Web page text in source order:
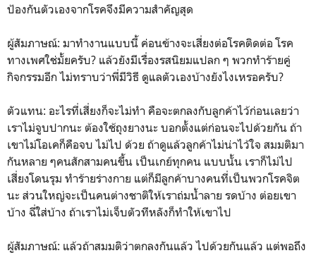
ป้องกันตัวเองจากโรคจึงมีความสำคัญสุด
ผู้สัมภาษณ์: มาทำงานแบบนี้ ค่อนข้างจะเสี่ยงต่อโรคติดต่อ โรค
ทางเพศใช่มั้ยครับ? แล้วยังมีเรื่องรสนิยมแปลก ๆ พวกทำร้ายคู่
กิจกรรมอีก ไม่ทราบว่าพี่มีวิธี ดูแลตัวเองบ้างยังไงเหรอครับ?
ตัวแทน: อะไรที่เสี่ยงก็จะไม่ทำ คือจะตกลงกับลูกค้าไว้ก่อนเลยว่า
เราไม่จูบปากนะ ต้องใช้ถุงยางนะ บอกตั้งแต่ก่อนจะไปด้วยกัน ถ้า
เขาไม่โอเคก็คือจบ ไม่ไป ด้วย ถ้าดูแล้วลูกค้าไม่น่าไว้ใจ สมมติมา
กันหลาย ๆคนสักสามคนขึ้น เป็นเกย์ทุกคน แบบนั้น เราก็ไม่ไป
เสี่ยงโดนรุม ทำร้ายร่างกาย แต่ก็มีลูกค้าบางคนที่เป็นพวกโรคจิต
นะ ส่วนใหญ่จะเป็นคนต่างชาติให้เราถ่มน้ำลาย รดบ้าง ต่อยเขา
บ้าง ฉี่ใส่บ้าง ถ้าเราไม่เจ็บตัวทีหลังก็ทำให้เขาไป
ผู้สัมภาษณ์: แล้วถ้าสมมติว่าตกลงกันแล้ว ไปด้วยกันแล้ว แต่พอถึง